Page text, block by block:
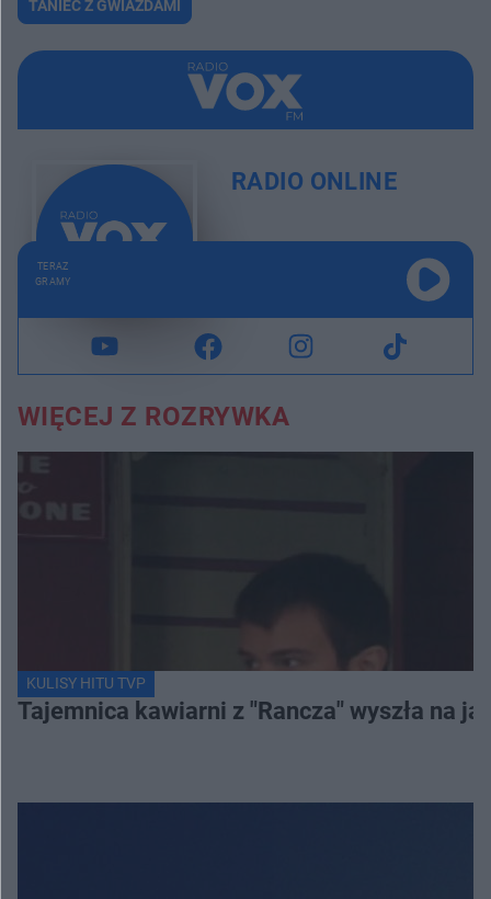
TANIEC Z GWIAZDAMI
RADIO ONLINE
TERAZ
GRAMY
WIĘCEJ Z ROZRYWKA
KULISY HITU TVP
Tajemnica kawiarni z "Rancza" wyszła na